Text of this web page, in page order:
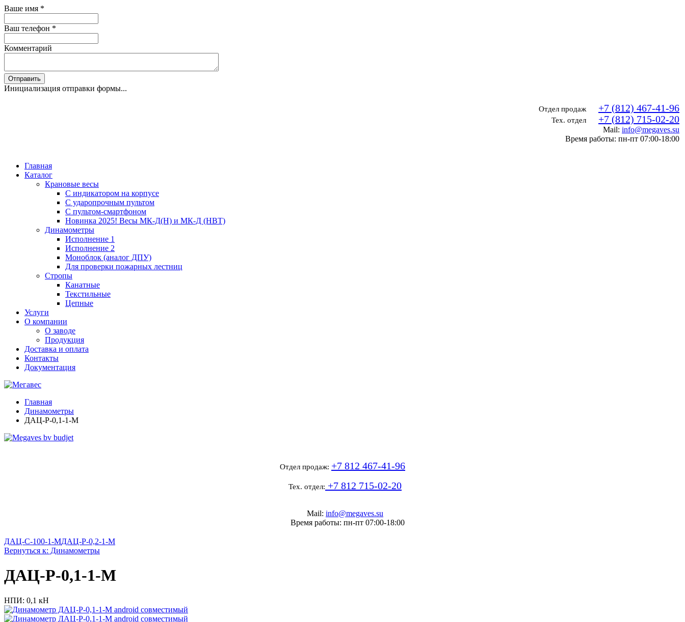
Ваше имя *
Ваш телефон *
Комментарий
Отправить
Инициализация отправки формы...
Отдел продаж +7 (812) 467-41-96
Тех. отдел +7 (812) 715-02-20
Mail: info@megaves.su
Время работы: пн-пт 07:00-18:00
Главная
Каталог
Крановые весы
С индикатором на корпусе
С ударопрочным пультом
С пультом-смартфоном
Новинка 2025! Весы МК-Д(Н) и МК-Д (НВТ)
Динамометры
Исполнение 1
Исполнение 2
Моноблок (аналог ДПУ)
Для проверки пожарных лестниц
Стропы
Канатные
Текстильные
Цепные
Услуги
О компании
О заводе
Продукция
Доставка и оплата
Контакты
Документация
Главная
Динамометры
ДАЦ-Р-0,1-1-М
Отдел продаж: +7 812 467-41-96
Тех. отдел: +7 812 715-02-20
Mail: info@megaves.su
Время работы: пн-пт 07:00-18:00
ДАЦ-С-100-1-МДАЦ-Р-0,2-1-М
Вернуться к: Динамометры
ДАЦ-Р-0,1-1-М
НПИ: 0,1 кН